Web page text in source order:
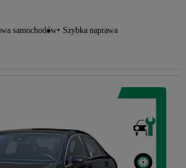
samochodów Szybka naprawa